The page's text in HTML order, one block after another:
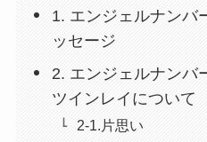
1. エンジェルナンバ
ッセージ
2. エンジェルナンバ
ツインレイについて
2-1.片思い